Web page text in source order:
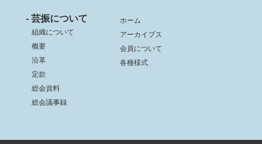
- 芸振について
組織について
概要
沿革
定款
総会資料
総会議事録
ホーム
アーカイブス
会員について
各種様式